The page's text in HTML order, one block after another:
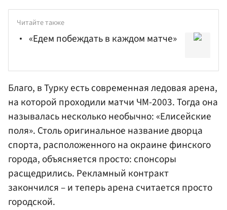
Читайте также
«Едем побеждать в каждом матче»
Благо, в Турку есть современная ледовая арена,
на которой проходили матчи ЧМ-2003. Тогда она
называлась несколько необычно: «Елисейские
поля». Столь оригинальное название дворца
спорта, расположенного на окраине финского
города, объясняется просто: спонсоры
расщедрились. Рекламный контракт
закончился – и теперь арена считается просто
городской.